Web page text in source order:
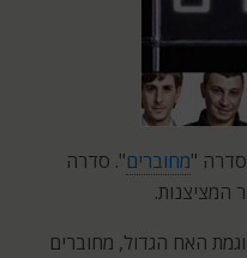
"מחוברים". סדרה
המציצנות.
האח הגדול, מחוברים